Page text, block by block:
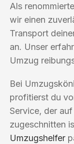
Als
wir einen
Transport
an. Unser
Umzug
Bei
profitierst du
Service, der
zugeschnitten
Umzugshelfer